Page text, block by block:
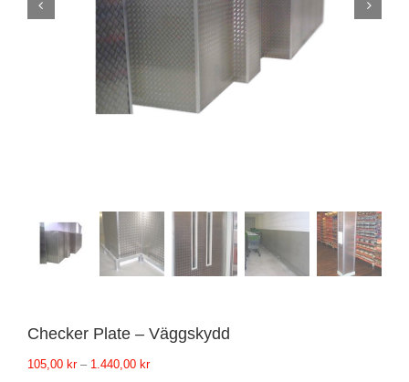
Checker Plate – Väggskydd
105,00 kr – 1.440,00 krPrisintervall: